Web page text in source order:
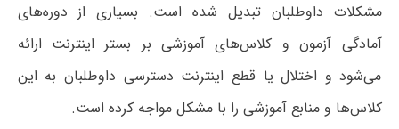
مشکلات داوطلبان تبدیل شده است. بسیاری از دوره‌های
آمادگی آزمون و کلاس‌های آموزشی بر بستر اینترنت ارائه
می‌شود و اختلال یا قطع اینترنت دسترسی داوطلبان به این
کلاس‌ها و منابع آموزشی را با مشکل مواجه کرده است.